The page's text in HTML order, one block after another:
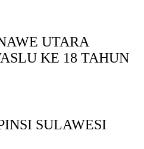
UTARA
KE 18 TAHUN
SULAWESI